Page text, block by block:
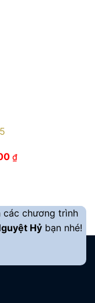
₫Giá
hiện
các chương trình
Hỷ bạn nhé!